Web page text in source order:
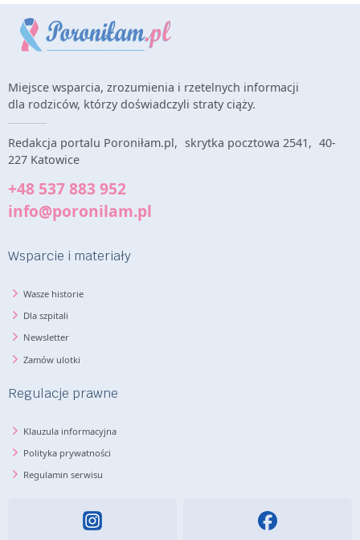
Miejsce wsparcia, zrozumienia i rzetelnych informacji
dla rodziców, którzy doświadczyli straty ciąży.
Redakcja portalu Poroniłam.pl, skrytka pocztowa 2541, 40-
227 Katowice
+48 537 883 952
info@poronilam.pl
Wsparcie i materiały
Wasze historie
Dla szpitali
Newsletter
Zamów ulotki
Regulacje prawne
Klauzula informacyjna
Polityka prywatności
Regulamin serwisu